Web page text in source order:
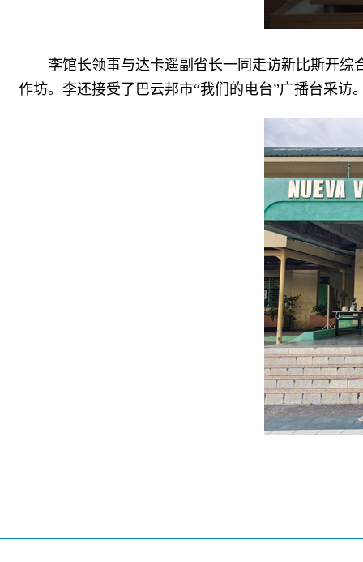
李馆长领事与达卡遥副省长一同走访新比斯开
作坊。李还接受了巴云邦市“我们的电台”广播台采访